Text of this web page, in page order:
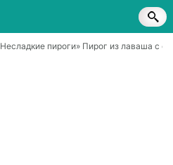
Несладкие пироги» Пирог из лаваша с